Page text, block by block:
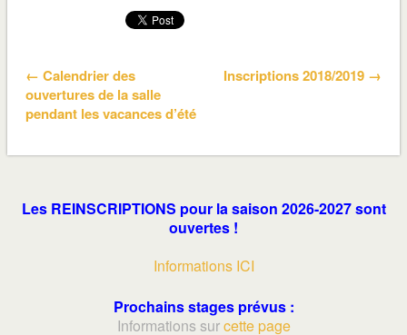
← Calendrier des
ouvertures de la salle
pendant les vacances d’été
Inscriptions 2018/2019 →
Les REINSCRIPTIONS pour la saison 2026-2027 sont
ouvertes !
Informations ICI
Prochains stages prévus :
Informations surcette page